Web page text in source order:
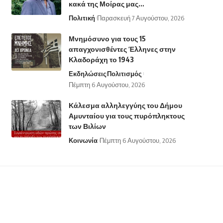
κακά της Μοίρας μας…
Πολιτική Παρασκευή 7 Αυγούστου, 2026
Μνημόσυνο για τους 15
απαγχονισθέντες Έλληνες στην
Κλαδοράχη το 1943
ΕκδηλώσειςΠολιτισμός
Πέμπτη 6 Αυγούστου, 2026
Κάλεσμα αλληλεγγύης του Δήμου
Αμυνταίου για τους πυρόπληκτους
των Βιλίων
Κοινωνία Πέμπτη 6 Αυγούστου, 2026